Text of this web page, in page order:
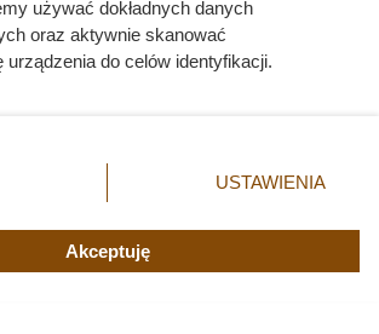
poślubiła 60-
używać dokładnych danych
oraz aktywnie skanować
do celów identyfikacji.
klikając przycisk ustawień prywatności
lewym dolnym rogu strony. Niektóre
masz prawo sprzeciwić się takiemu
będą miały zastosowania tylko
USTAWIENIA
Akceptuję